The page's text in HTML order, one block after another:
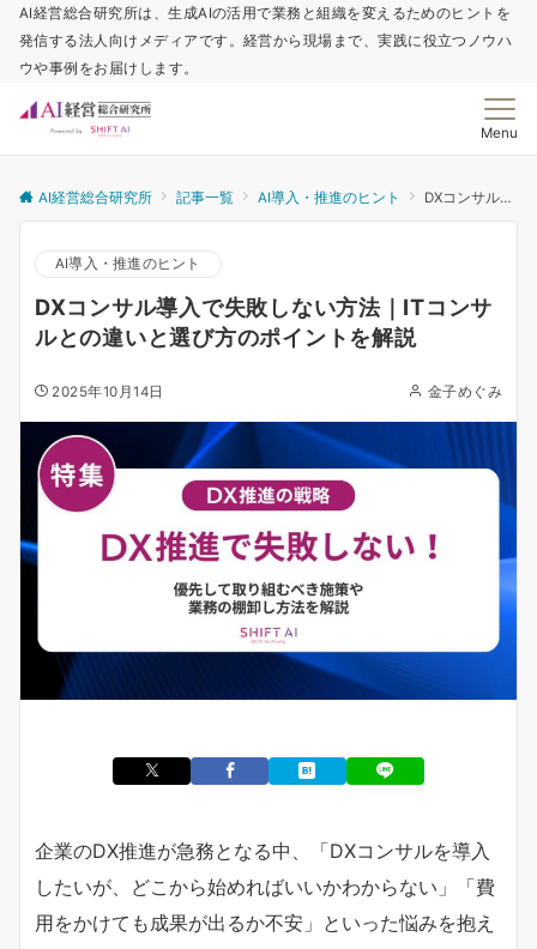
AI経営総合研究所は、生成AIの活用で業務と組織を変えるためのヒントを
発信する法人向けメディアです。経営から現場まで、実践に役立つノウハ
ウや事例をお届けします。
Menu
AI経営総合研究所 記事一覧 AI導入・推進のヒント DXコンサル導入で失敗しない方法｜ITコンサルとの違いと選び方のポイントを解説
AI導入・推進のヒント
DXコンサル導入で失敗しない方法｜ITコンサ
ルとの違いと選び方のポイントを解説
2025年10月14日 金子めぐみ
企業のDX推進が急務となる中、「DXコンサルを導入
したいが、どこから始めればいいかわからない」「費
用をかけても成果が出るか不安」といった悩みを抱え